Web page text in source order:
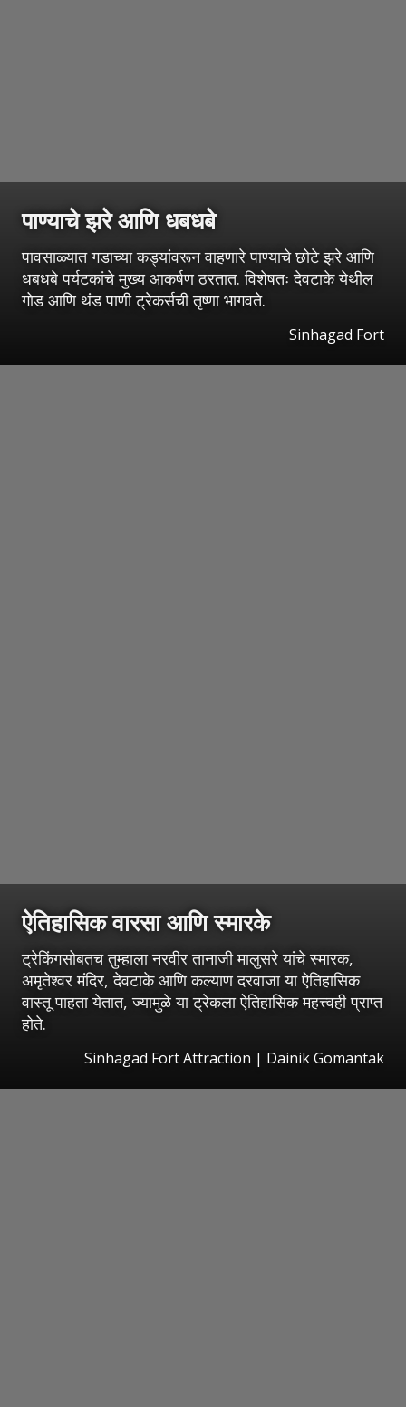
पाण्याचे झरे आणि धबधबे
पावसाळ्यात गडाच्या कड्यांवरून वाहणारे पाण्याचे छोटे झरे आणि
धबधबे पर्यटकांचे मुख्य आकर्षण ठरतात. विशेषतः देवटाके येथील
गोड आणि थंड पाणी ट्रेकर्सची तृष्णा भागवते.
Sinhagad Fort
ऐतिहासिक वारसा आणि स्मारके
ट्रेकिंगसोबतच तुम्हाला नरवीर तानाजी मालुसरे यांचे स्मारक,
अमृतेश्वर मंदिर, देवटाके आणि कल्याण दरवाजा या ऐतिहासिक
वास्तू पाहता येतात, ज्यामुळे या ट्रेकला ऐतिहासिक महत्त्वही प्राप्त
होते.
Sinhagad Fort Attraction | Dainik Gomantak